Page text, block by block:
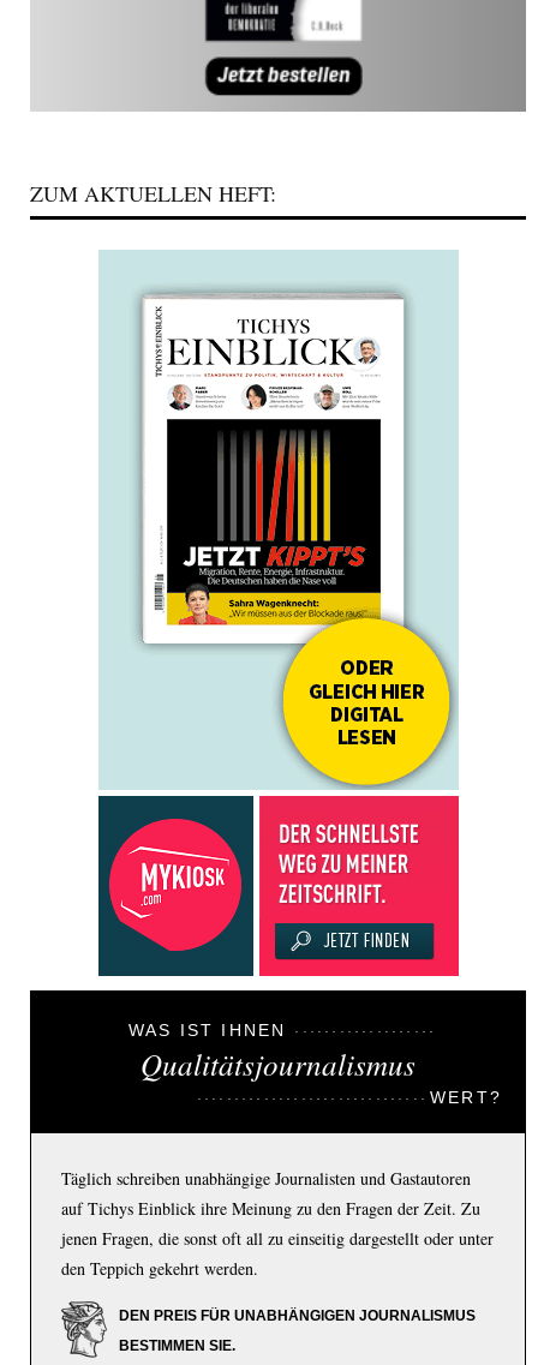
ZUM AKTUELLEN HEFT:
WAS IST IHNEN
Qualitätsjournalismus
WERT?
Täglich schreiben unabhängige Journalisten und Gastautoren
auf Tichys Einblick ihre Meinung zu den Fragen der Zeit. Zu
jenen Fragen, die sonst oft all zu einseitig dargestellt oder unter
den Teppich gekehrt werden.
DEN PREIS FÜR UNABHÄNGIGEN JOURNALISMUS
BESTIMMEN SIE.